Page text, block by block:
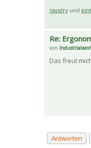
ravelry und
Re:
von
Das freut
Antworten